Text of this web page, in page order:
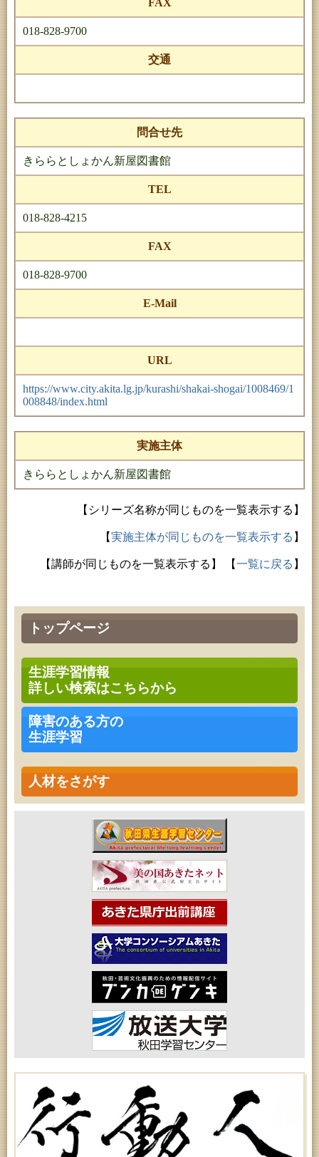
トップページ
生涯学習情報
詳しい検索はこちらから
障害のある方の
生涯学習
人材をさがす
FAX
018-828-9700
交通
問合せ先
きららとしょかん新屋図書館
TEL
018-828-4215
FAX
018-828-9700
E-Mail
URL
https://www.city.akita.lg.jp/kurashi/shakai-shogai/1008469/1
008848/index.html
実施主体
きららとしょかん新屋図書館
【シリーズ名称が同じものを一覧表示する】
【実施主体が同じものを一覧表示する 】
【講師が同じものを一覧表示する】 【一覧に戻る 】